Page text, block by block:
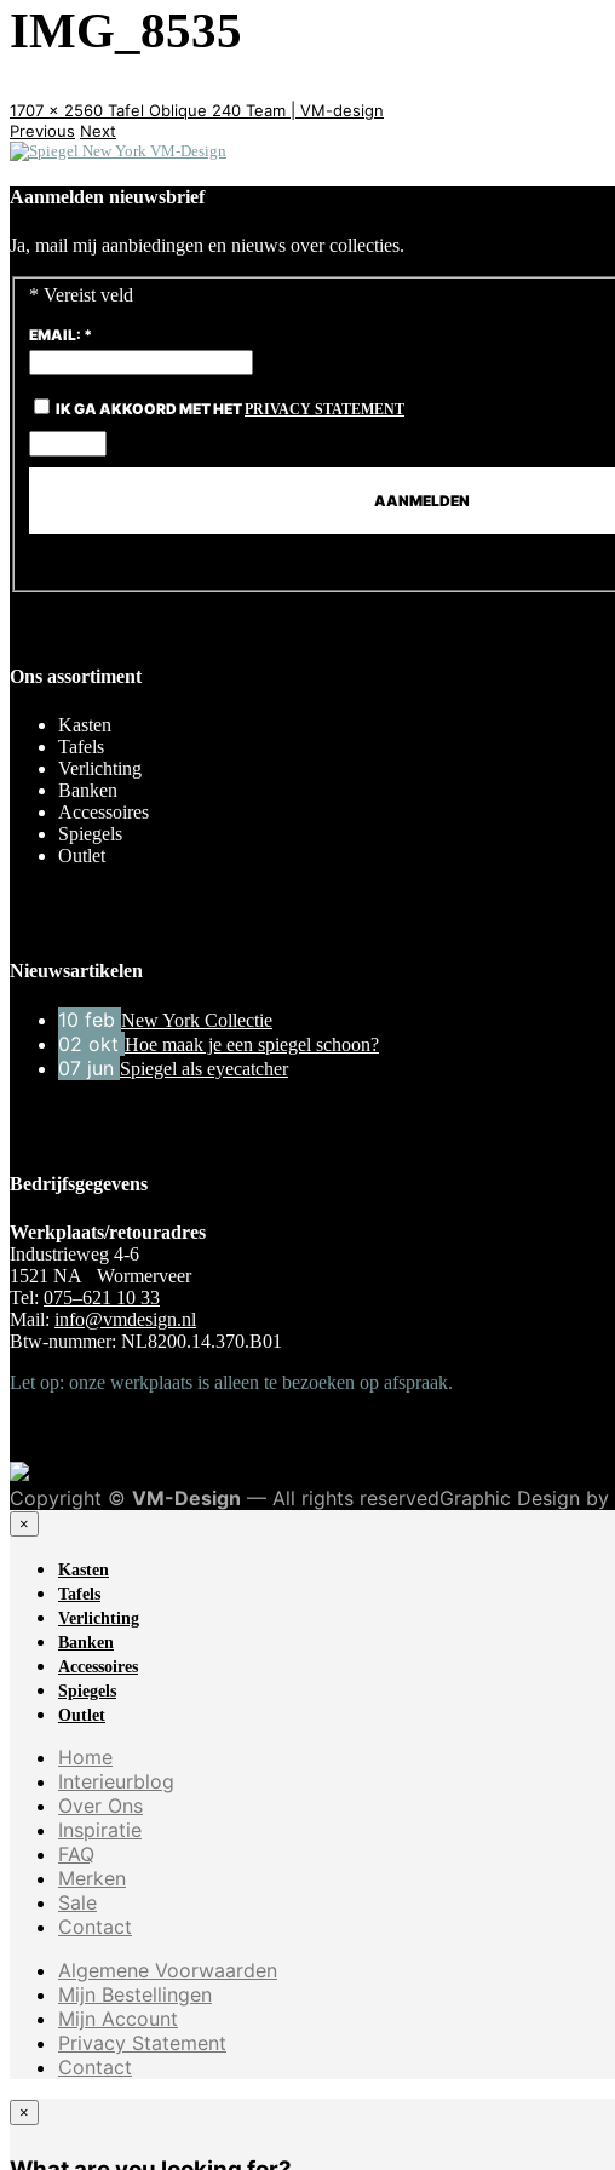
IMG_8535
1707 x 2560 Tafel Oblique 240 Team | VM-design
Previous Next
Aanmelden nieuwsbrief
Ja, mail mij aanbiedingen en nieuws over collecties.
* Vereist veld
EMAIL: *
IK GA AKKOORD MET HETPRIVACY STATEMENT
Ons assortiment
Kasten
Tafels
Verlichting
Banken
Accessoires
Spiegels
Outlet
Nieuwsartikelen
10 feb New York Collectie
02 okt Hoe maak je een spiegel schoon?
07 jun Spiegel als eyecatcher
Bedrijfsgegevens
Werkplaats/retouradres
Industrieweg 4-6
1521 NA Wormerveer
Tel: 075–621 10 33
Mail: info@vmdesign.nl
Btw-nummer: NL8200.14.370.B01
Let op: onze werkplaats is alleen te bezoeken op afspraak.
Copyright © VM-Design — All rights reservedGraphic Design by
×
Kasten
Tafels
Verlichting
Banken
Accessoires
Spiegels
Outlet
Home
Interieurblog
Over Ons
Inspiratie
FAQ
Merken
Sale
Contact
Algemene Voorwaarden
Mijn Bestellingen
Mijn Account
Privacy Statement
Contact
×